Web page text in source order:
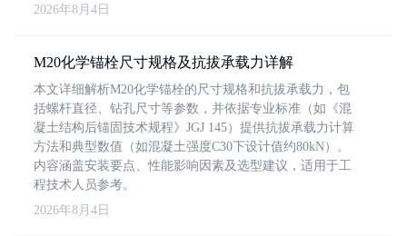
2026年8月4日
M20化学锚栓尺寸规格及抗拔承载力详解
本文详细解析M20化学锚栓的尺寸规格和抗拔承载力，包
括螺杆直径、钻孔尺寸等参数，并依据专业标准（如《混
凝土结构后锚固技术规程》JGJ 145）提供抗拔承载力计算
方法和典型数值（如混凝土强度C30下设计值约80kN）。
内容涵盖安装要点、性能影响因素及选型建议，适用于工
程技术人员参考。
2026年8月4日